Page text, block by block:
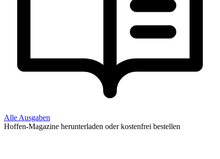
Alle Ausgaben
Hoffen-Magazine herunterladen oder kostenfrei bestellen